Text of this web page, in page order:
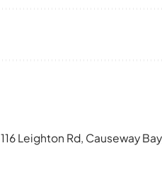
Leighton Rd, Causeway